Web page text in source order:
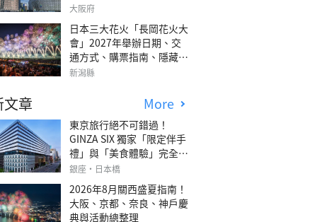
大阪府
日本三大花火「長岡花火大
會」2027年舉辦日期、交
通方式、購票指南、隱藏欣
賞地點
新潟縣
章 More
東京旅行絕不可錯過！
GINZA SIX 獨家「限定伴手
禮」與「美食體驗」完全指
南
銀座・日本橋
2026年8月關西盛夏指南！
大阪、京都、奈良、神戶慶
典與活動總整理